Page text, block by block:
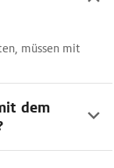
müssen mit
dem